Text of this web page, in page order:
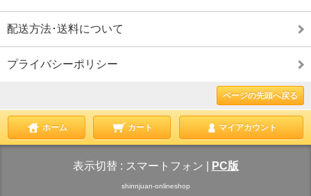
配送方法･送料について
プライバシーポリシー
ページの先頭へ戻る
ホーム カート マイアカウント
表示切替 : スマートフォン PC版
shinnjuan-onlineshop